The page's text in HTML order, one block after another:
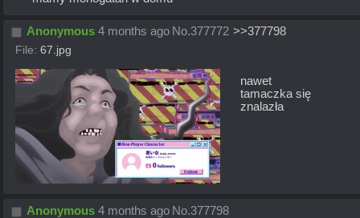
Anonymous 4 months ago No.377772 >>377798
File: 67.jpg
nawet
tamaczka się
znalazła
Anonymous 4 months ago No.377798